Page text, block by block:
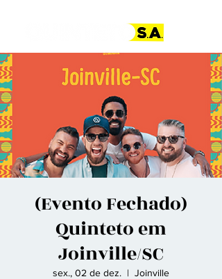
(Evento Fechado)
Quinteto em
Joinville/SC
sex., 02 de dez.
  |
Joinville